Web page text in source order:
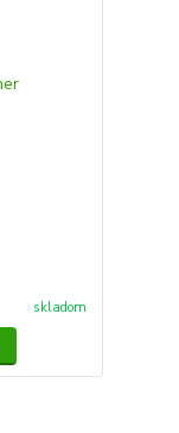
skladom